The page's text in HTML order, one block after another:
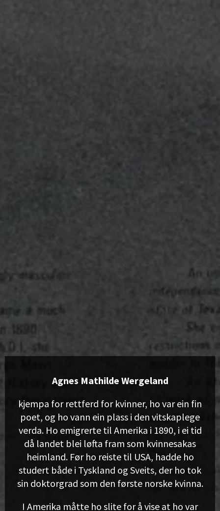
Agnes Mathilde Wergeland
kjempa for rettferd for kvinner, ho var ein fin
poet, og ho vann ein plass i den vitskaplege
verda. Ho emigrerte til Amerika i 1890, i ei tid
då landet blei løfta fram som kvinnesakas
heimland. Før ho reiste til USA, hadde ho
studert både i Tyskland og Sveits, der ho tok
sin doktorgrad som den første norske kvinna.
I Amerika måtte ho slite for å vise at ho var